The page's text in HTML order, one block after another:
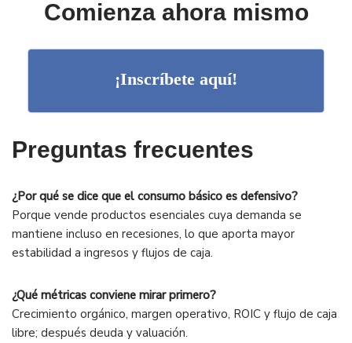
Comienza ahora mismo
¡Inscríbete aquí!
Preguntas frecuentes
¿Por qué se dice que el consumo básico es defensivo?
Porque vende productos esenciales cuya demanda se
mantiene incluso en recesiones, lo que aporta mayor
estabilidad a ingresos y flujos de caja.
¿Qué métricas conviene mirar primero?
Crecimiento orgánico, margen operativo, ROIC y flujo de caja
libre; después deuda y valuación.